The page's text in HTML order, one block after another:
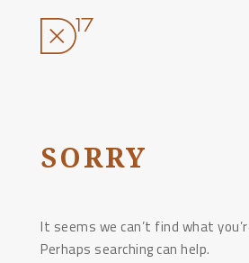
tartalomhoz
SORRY
It seems we can’t find what
Perhaps searching can help.